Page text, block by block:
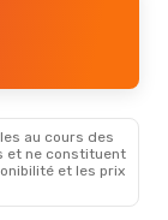
au cours des
et ne constituent
et les prix